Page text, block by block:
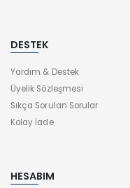
DESTEK
Yardım & Destek
Üyelik Sözleşmesi
Sıkça Sorulan Sorular
Kolay İade
HESABIM